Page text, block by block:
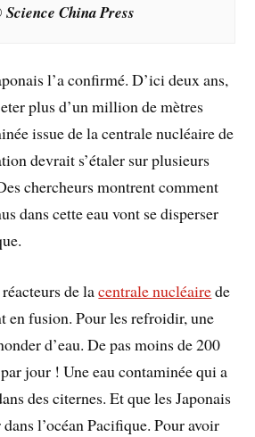
China Press
l’a confirmé. D’ici deux ans,
plus d’un million de mètres
issue de la centrale nucléaire de
devrait s’étaler sur plusieurs
chercheurs montrent comment
dans cette eau vont se disperser
de lacentrale nucléairede
en fusion. Pour les refroidir, une
d’eau. De pas moins de 200
jour ! Une eau contaminée qui a
des citernes. Et que les Japonais
dans l’océan Pacifique. Pour avoir